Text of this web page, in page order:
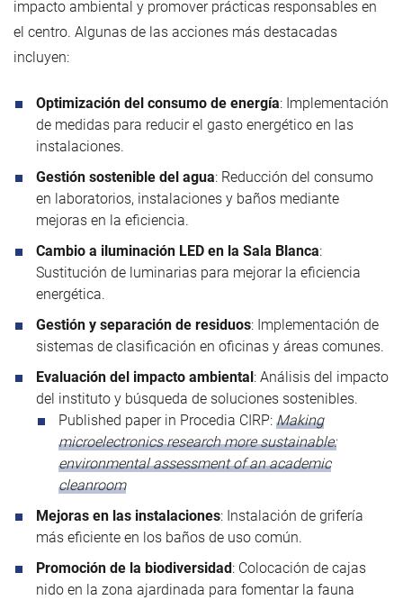
impacto ambiental y promover prácticas responsables en
el centro. Algunas de las acciones más destacadas
incluyen:
Optimización del consumo de energía: Implementación
de medidas para reducir el gasto energético en las
instalaciones.
Gestión sostenible del agua: Reducción del consumo
en laboratorios, instalaciones y baños mediante
mejoras en la eficiencia.
Cambio a iluminación LED en la Sala Blanca:
Sustitución de luminarias para mejorar la eficiencia
energética.
Gestión y separación de residuos: Implementación de
sistemas de clasificación en oficinas y áreas comunes.
Evaluación del impacto ambiental : Análisis del impacto
del instituto y búsqueda de soluciones sostenibles.
Published paper in Procedia CIRP: Making
microelectronics research more sustainable:
environmental assessment of an academic
cleanroom
Mejoras en las instalaciones: Instalación de grifería
más eficiente en los baños de uso común.
Promoción de la biodiversidad : Colocación de cajas
nido en la zona ajardinada para fomentar la fauna